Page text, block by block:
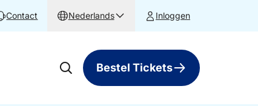
Contact Nederlands Inloggen
Bestel Tickets